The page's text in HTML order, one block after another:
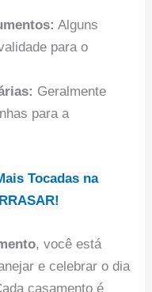
Alguns
para o
Geralmente
para a
Tocadas na
, você está
e celebrar o dia
casamento é